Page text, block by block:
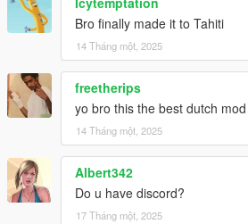
Bro finally made it to Tahiti
14 Tháng một, 2025
freetherips
yo bro this the best dutch
14 Tháng một, 2025
Albert342
Do u have discord?
17 Tháng một, 2025